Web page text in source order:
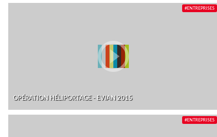
OPÉRATION HÉLIPORTAGE - EVIAN 2015
#ENTREPRISES
#ENTREPRISES